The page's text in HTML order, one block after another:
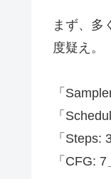
まず、多
度疑え。
「
「
「Steps:
「CFG: 7